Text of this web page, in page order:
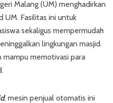
Malang (UM) menghadirkan
UM. Fasilitas ini untuk
sekaligus mempermudah
lingkungan masjid.
mampu memotivasi para
, mesin penjual otomatis ini